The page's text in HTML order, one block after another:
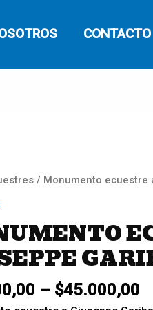
CONTACTO
/ Monumento ecuestre
– $45.000,00